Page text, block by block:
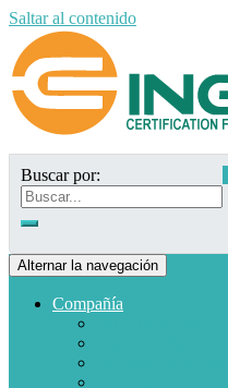
Saltar al contenido
Buscar por:
Alternar la navegación
Compañía